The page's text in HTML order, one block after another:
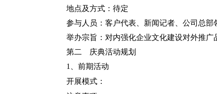
地点及方式：待定
参与人员：客户代表、新闻记者、公司总部
举办宗旨：对内强化企业文化建设对外推广
第二 庆典活动规划
1、前期活动
开展模式：